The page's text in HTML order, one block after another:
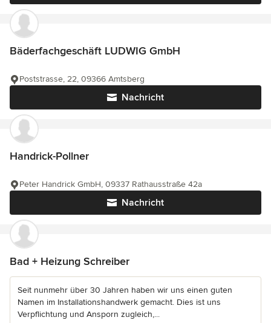
Bäderfachgeschäft LUDWIG GmbH
Nachricht
Poststrasse, 22, 09366 Amtsberg
Handrick-Pollner
Nachricht
Peter Handrick GmbH, 09337 Rathausstraße 42a
Bad + Heizung Schreiber
Seit nunmehr über 30 Jahren haben wir uns einen guten
Namen im Installationshandwerk gemacht. Dies ist uns
Verpflichtung und Ansporn zugleich,...